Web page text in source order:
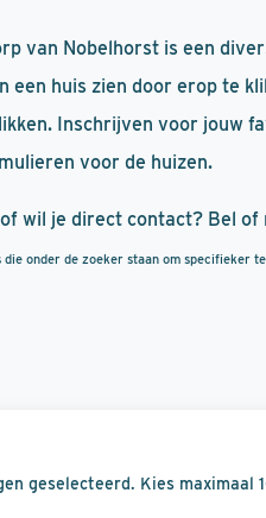
van Nobelhorst is een
een huis zien door erop te
Inschrijven voor jouw
voor de huizen.
wil je direct contact? Bel
onder de zoeker staan om specifieker
geselecteerd. Kies maximaal